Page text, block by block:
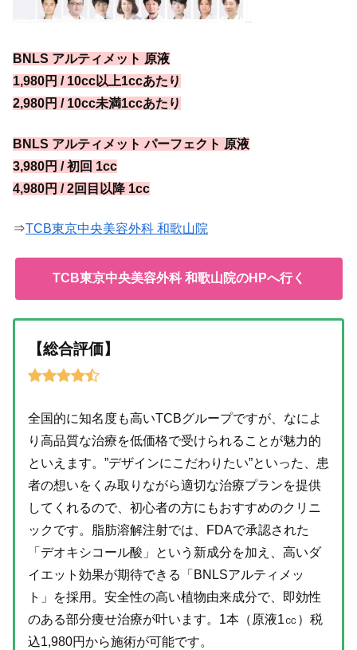
BNLS アルティメット 原液
1,980円 / 10cc以上1ccあたり
2,980円 / 10cc未満1ccあたり
BNLS アルティメット パーフェクト 原液
3,980円 / 初回 1cc
4,980円 / 2回目以降 1cc
⇒TCB東京中央美容外科 和歌山院
TCB東京中央美容外科 和歌山院のHPへ行く
【総合評価】
全国的に知名度も高いTCBグループですが、なによ
り高品質な治療を低価格で受けられることが魅力的
といえます。”デザインにこだわりたい”といった、患
者の想いをくみ取りながら適切な治療プランを提供
してくれるので、初心者の方にもおすすめのクリニ
ックです。脂肪溶解注射では、FDAで承認された
「デオキシコール酸」という新成分を加え、高いダ
イエット効果が期待できる「BNLSアルティメッ
ト」を採用。安全性の高い植物由来成分で、即効性
のある部分痩せ治療が叶います。1本（原液1㏄）税
込1,980円から施術が可能です。